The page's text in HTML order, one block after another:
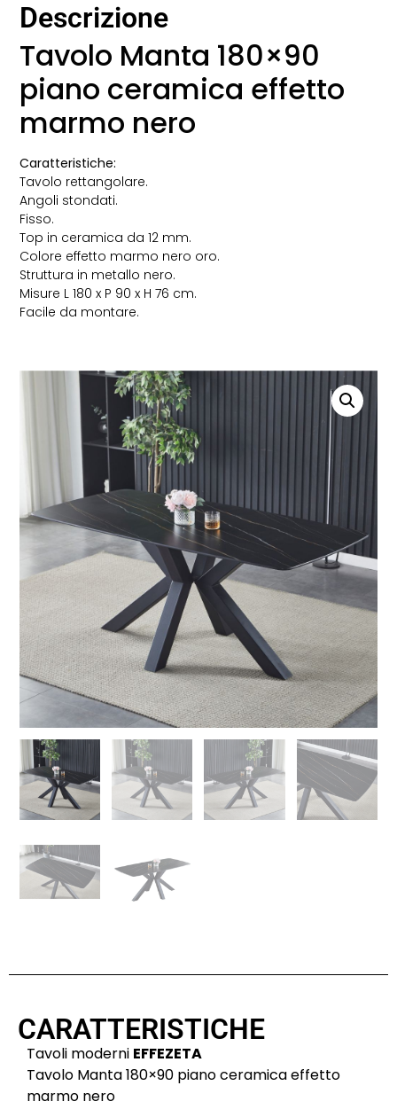
Descrizione
Tavolo Manta 180×90
piano ceramica effetto
marmo nero
Caratteristiche:
Tavolo rettangolare.
Angoli stondati.
Fisso.
Top in ceramica da 12 mm.
Colore effetto marmo nero oro.
Struttura in metallo nero.
Misure L 180 x P 90 x H 76 cm.
Facile da montare.
CARATTERISTICHE
Tavoli moderni EFFEZETA
Tavolo Manta 180×90 piano ceramica effetto
marmo nero